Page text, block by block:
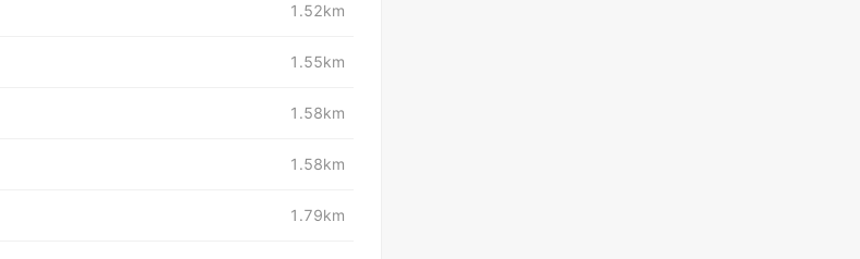
1.52km
1.55km
1.58km
1.58km
1.79km